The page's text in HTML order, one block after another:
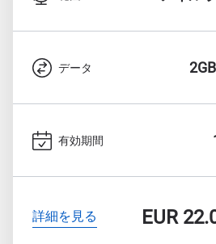
データ
有効期間
詳細を見る EUR